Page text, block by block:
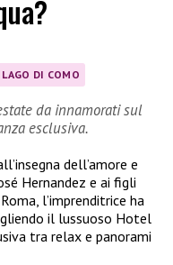
LAGO DI COMO
da innamorati sul
esclusiva.
dell’amore e
Hernandez e ai figli
l’imprenditrice ha
il lussuoso Hotel
tra relax e panorami